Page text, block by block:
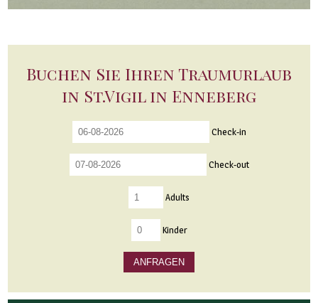
Buchen Sie Ihren Traumurlaub
in St.Vigil in Enneberg
Check-in
Check-out
Adults
Kinder
ANFRAGEN